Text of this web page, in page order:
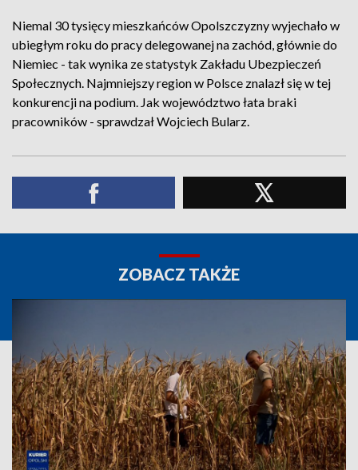
Niemal 30 tysięcy mieszkańców Opolszczyzny wyjechało w
ubiegłym roku do pracy delegowanej na zachód, głównie do
Niemiec - tak wynika ze statystyk Zakładu Ubezpieczeń
Społecznych. Najmniejszy region w Polsce znalazł się w tej
konkurencji na podium. Jak województwo łata braki
pracowników - sprawdzał Wojciech Bularz.
ZOBACZ TAKŻE